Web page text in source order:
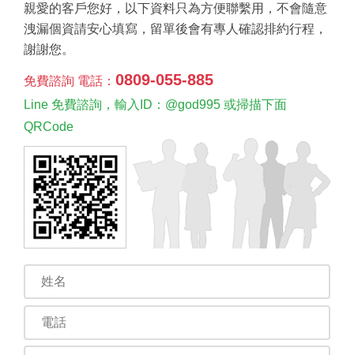
親愛的客戶您好，以下資料只為方便聯繫用，不會隨意
洩漏個資請安心填寫，留單後會有專人確認排約行程，
謝謝您。
免費諮詢 電話： 0809-055-885
Line 免費諮詢，輸入ID：@god995 或掃描下面
QRCode